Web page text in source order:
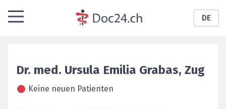
DE
Dr. med. Ursula Emilia Grabas, Zug
Keine neuen Patienten